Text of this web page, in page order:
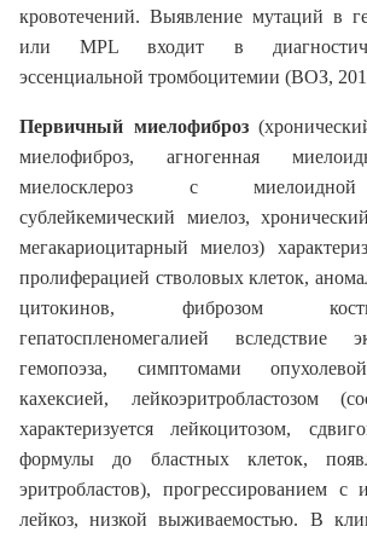
кровотечений. Выявление мутаций в
или MPL входит в
эссенциальной тромбоцитемии (ВОЗ,
Первичный миелофиброз
миелофиброз, агногенная
миелосклероз с миелоидной
сублейкемический миелоз,
мегакариоцитарный миелоз)
пролиферацией стволовых клеток,
цитокинов, фиброзом
гепатоспленомегалией вследствие
гемопоэза, симптомами
кахексией, лейкоэритробластозом
характеризуется лейкоцитозом,
формулы до бластных клеток,
эритробластов), прогрессированием
лейкоз, низкой выживаемостью. В